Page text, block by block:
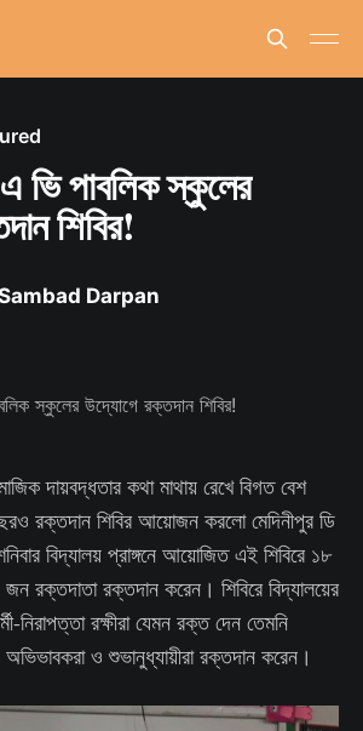
এ ভি পাবলিক স্কুলের
শিবির!
Darpan
দায়বদ্ধতার কথা মাথায় রেখে বিগত বেশ
রক্তদান শিবির আয়োজন করলো মেদিনীপুর ডি
বিদ্যালয় প্রাঙ্গনে আয়োজিত এই শিবিরে ১৮
রক্তদাতা রক্তদান করেন। শিবিরে বিদ্যালয়ের
নিরাপত্তা রক্ষীরা যেমন রক্ত দেন তেমনি
ও শুভানুধ্যায়ীরা রক্তদান করেন।